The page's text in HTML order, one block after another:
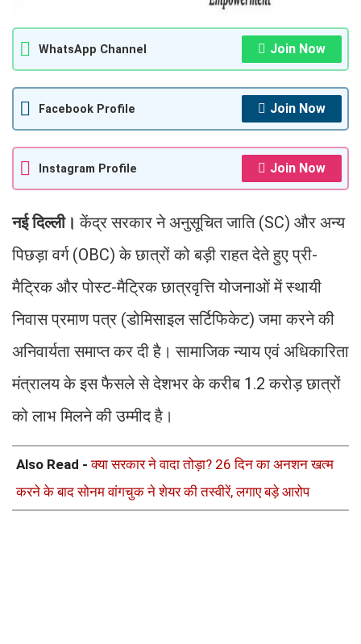
WhatsApp Channel Join Now
Facebook Profile Join Now
Instagram Profile Join Now
नई दिल्ली।केंद्र सरकार ने अनुसूचित जाति (SC) और अन्य
पिछड़ा वर्ग (OBC) के छात्रों को बड़ी राहत देते हुए प्री-
मैट्रिक और पोस्ट-मैट्रिक छात्रवृत्ति योजनाओं में स्थायी
निवास प्रमाण पत्र (डोमिसाइल सर्टिफिकेट) जमा करने की
अनिवार्यता समाप्त कर दी है। सामाजिक न्याय एवं अधिकारिता
मंत्रालय के इस फैसले से देशभर के करीब 1.2 करोड़ छात्रों
को लाभ मिलने की उम्मीद है।
Also Read -क्या सरकार ने वादा तोड़ा? 26 दिन का अनशन खत्म
करने के बाद सोनम वांगचुक ने शेयर की तस्वीरें, लगाए बड़े आरोप